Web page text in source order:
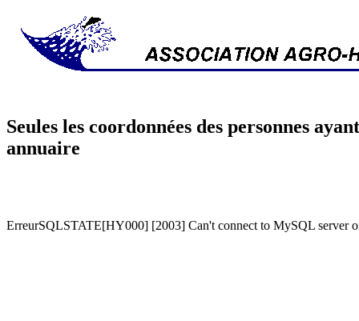
Seules les coordonnées des personnes
annuaire
ErreurSQLSTATE[HY000] [2003] Can't connect to MySQL server